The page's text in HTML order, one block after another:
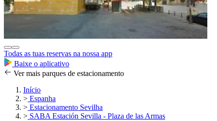
Todas as tuas reservas na nossa app
Baixe o aplicativo
Ver mais parques de estacionamento
Início
> Espanha
> Estacionamento Sevilha
> SABA Estación Sevilla - Plaza de las Armas